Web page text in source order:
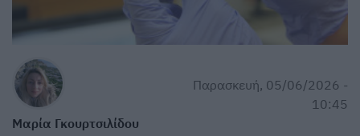
Μαρία Γκουρτσιλίδου
Παρασκευή, 05/06/2026 -
10:45